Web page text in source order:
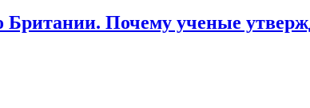
Почему ученые